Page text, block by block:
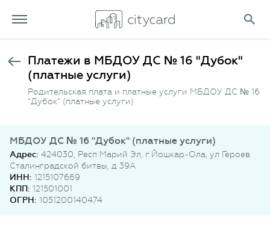
Платежи в МБДОУ ДС № 16 "Дубок"
(платные услуги)
Родительская плата и платные услуги МБДОУ ДС № 16
"Дубок" (платные услуги)
МБДОУ ДС № 16 "Дубок" (платные услуги)
Адрес: 424030, Респ Марий Эл, г Йошкар-Ола, ул Героев
Сталинградской битвы, д 39А
ИНН: 1215107669
КПП: 121501001
ОГРН: 1051200140474